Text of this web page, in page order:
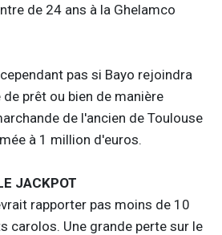
de 24 ans à la Ghelamco
pas si Bayo rejoindra
prêt ou bien de manière
de l'ancien de Toulouse
à 1 million d'euros.
JACKPOT
rapporter pas moins de 10
carolos. Une grande perte sur le